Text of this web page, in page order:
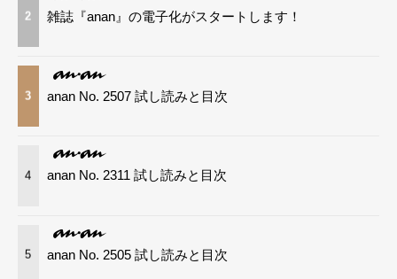
2 雑誌『anan』の電子化がスタートします！
3 anan No. 2507 試し読みと目次
4 anan No. 2311 試し読みと目次
5 anan No. 2505 試し読みと目次